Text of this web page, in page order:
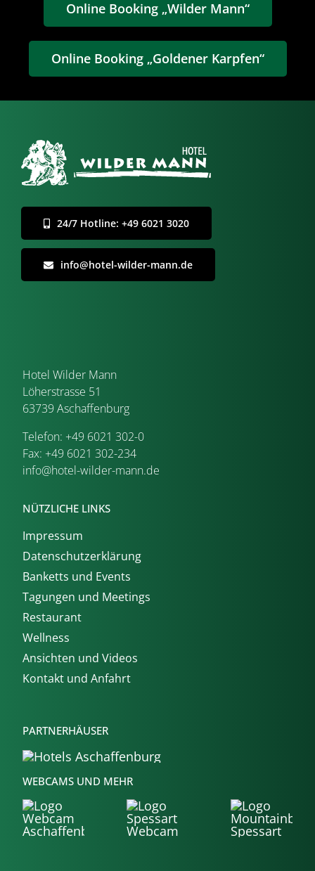
Online Booking „Wilder Mann“
Online Booking „Goldener Karpfen“
24/7 Hotline: +49 6021 3020
info@hotel-wilder-mann.de
Hotel Wilder Mann
Löherstrasse 51
63739 Aschaffenburg
Telefon: +49 6021 302-0
Fax: +49 6021 302-234
info@hotel-wilder-mann.de
NÜTZLICHE LINKS
Impressum
Datenschutzerklärung
Banketts und Events
Tagungen und Meetings
Restaurant
Wellness
Ansichten und Videos
Kontakt und Anfahrt
PARTNERHÄUSER
WEBCAMS UND MEHR